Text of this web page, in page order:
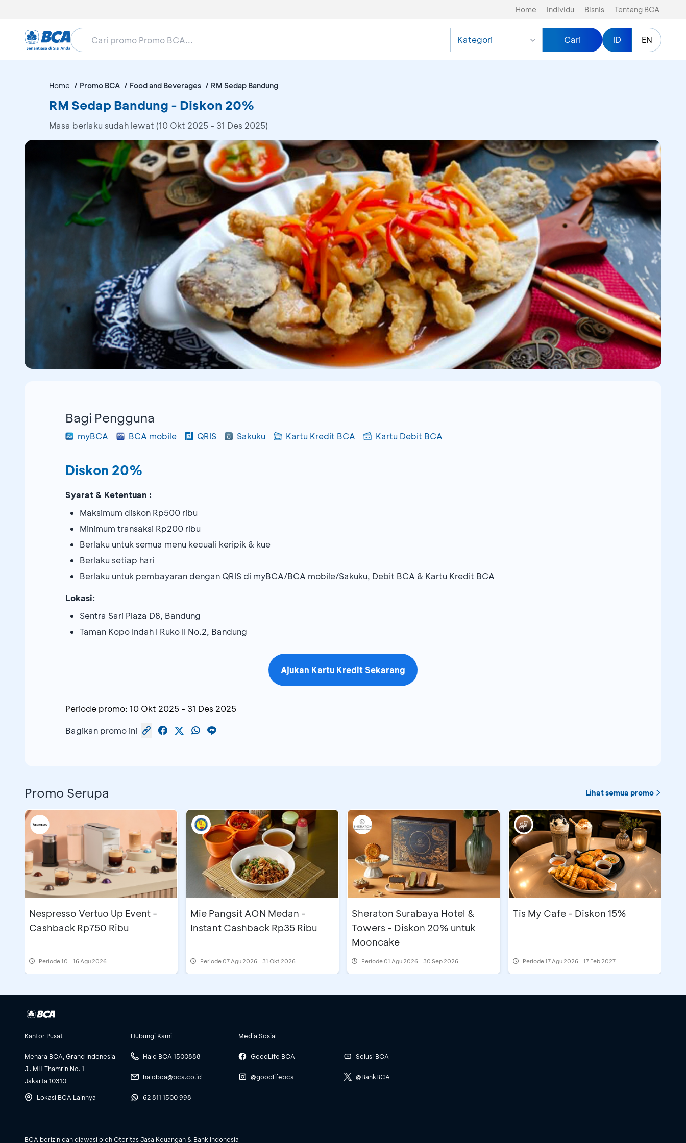
Home Individu Bisnis Tentang BCA
Kategori Cari ID EN
Home Promo BCA Food and Beverages RM Sedap Bandung
RM Sedap Bandung - Diskon 20%
Masa berlaku sudah lewat (10 Okt 2025 - 31 Des 2025)
Bagi Pengguna
myBCA BCA mobile QRIS Sakuku Kartu Kredit BCA Kartu Debit BCA
Diskon 20%
Syarat & Ketentuan :
Maksimum diskon Rp500 ribu
Minimum transaksi Rp200 ribu
Berlaku untuk semua menu kecuali keripik & kue
Berlaku setiap hari
Berlaku untuk pembayaran dengan QRIS di myBCA/BCA mobile/Sakuku, Debit BCA & Kartu Kredit BCA
Lokasi:
Sentra Sari Plaza D8, Bandung
Taman Kopo Indah I Ruko II No.2, Bandung
Ajukan Kartu Kredit Sekarang
Periode promo: 10 Okt 2025 - 31 Des 2025
Bagikan promo ini
Promo Serupa Lihat semua promo
Nespresso Vertuo Up Event -
Cashback Rp750 Ribu
Periode10 - 16 Agu 2026
Mie Pangsit AON Medan -
Instant Cashback Rp35 Ribu
Periode07 Agu 2026 - 31 Okt 2026
Sheraton Surabaya Hotel &
Towers - Diskon 20% untuk
Mooncake
Periode01 Agu 2026 - 30 Sep 2026
Tis My Cafe - Diskon 15%
Periode17 Agu 2026 - 17 Feb 2027
Kantor Pusat
Menara BCA, Grand Indonesia
Jl. MH Thamrin No. 1
Jakarta 10310
Lokasi BCA Lainnya
Hubungi Kami
Halo BCA 1500888
halobca@bca.co.id
62 811 1500 998
Media Sosial
GoodLife BCA
@goodlifebca
Solusi BCA
@BankBCA
BCA berizin dan diawasi oleh Otoritas Jasa Keuangan & Bank Indonesia